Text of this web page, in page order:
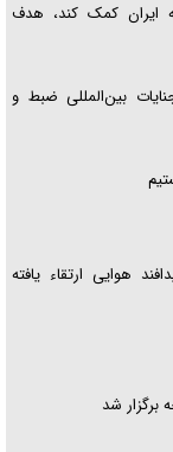
ایران کمک کند، هدف
بین‌المللی ضبط و
هوایی ارتقاء یافته
برگزار شد